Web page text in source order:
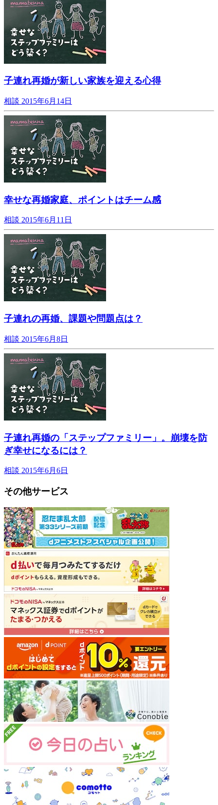
子連れ再婚が新しい家族を迎える心得
相談 2015年6月14日
幸せな再婚家庭、ポイントはチーム感
相談 2015年6月11日
子連れの再婚、課題や問題点は？
相談 2015年6月8日
子連れ再婚の「ステップファミリー」。崩壊を防
ぎ幸せになるには？
相談 2015年6月6日
その他サービス